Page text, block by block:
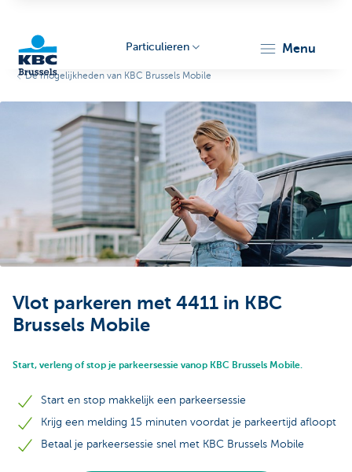
Particulieren menu
De mogelijkheden van KBC Brussels Mobile
Vlot parkeren met 4411 in KBC
Brussels Mobile
Start, verleng of stop je parkeersessie vanop KBC Brussels Mobile.
Start en stop makkelijk een parkeersessie
Krijg een melding 15 minuten voordat je parkeertijd afloopt
Betaal je parkeersessie snel met KBC Brussels Mobile